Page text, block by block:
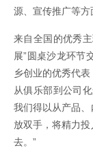
源、宣传推广等方
来自全国的优秀
展”圆桌沙龙环节
乡创业的优秀代
从俱乐部到公司
我们得以从产品
放双手，将精力
去。”